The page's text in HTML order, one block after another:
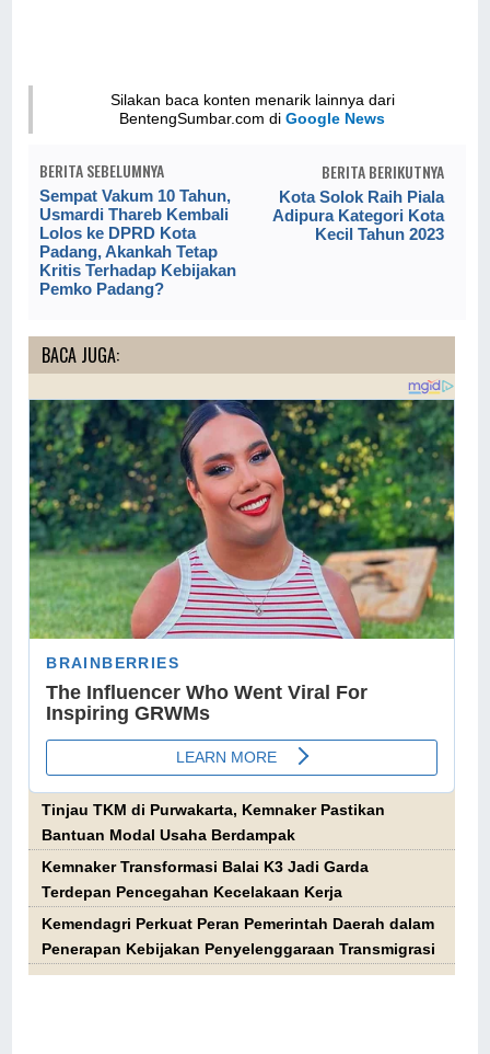
Silakan baca konten menarik lainnya dari
BentengSumbar.com diGoogle News
BERITA SEBELUMNYA
Sempat Vakum 10 Tahun,
Usmardi Thareb Kembali
Lolos ke DPRD Kota
Padang, Akankah Tetap
Kritis Terhadap Kebijakan
Pemko Padang?
BERITA BERIKUTNYA
Kota Solok Raih Piala
Adipura Kategori Kota
Kecil Tahun 2023
BACA JUGA:
Tinjau TKM di Purwakarta, Kemnaker Pastikan
Bantuan Modal Usaha Berdampak
Kemnaker Transformasi Balai K3 Jadi Garda
Terdepan Pencegahan Kecelakaan Kerja
Kemendagri Perkuat Peran Pemerintah Daerah dalam
Penerapan Kebijakan Penyelenggaraan Transmigrasi